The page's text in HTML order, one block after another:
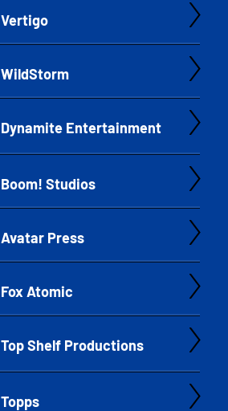
Vertigo
WildStorm
Dynamite Entertainment
Boom! Studios
Avatar Press
Fox Atomic
Top Shelf Productions
Topps